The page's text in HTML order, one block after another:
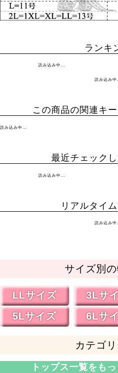
ランキ
読み込み中...
読み込み中
この商品の関連キ
読み込み中...
最近チェック
読み込み中...
リアルタイ
読み込み中
サイズ別
LLサイズ 3Lサ
5Lサイズ
6Lサ
カテゴ
トップス一覧をも